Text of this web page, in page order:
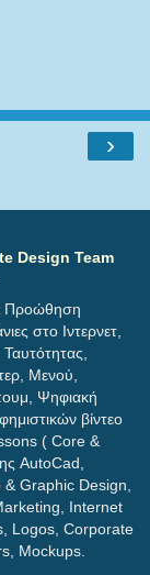
›
Design Team
Προώθηση
στο Ιντερνετ,
Μενού,
Ψηφιακή
βίντεο
( Core &
AutoCad,
& Graphic Design,
Internet
Logos, Corporate
Mockups.